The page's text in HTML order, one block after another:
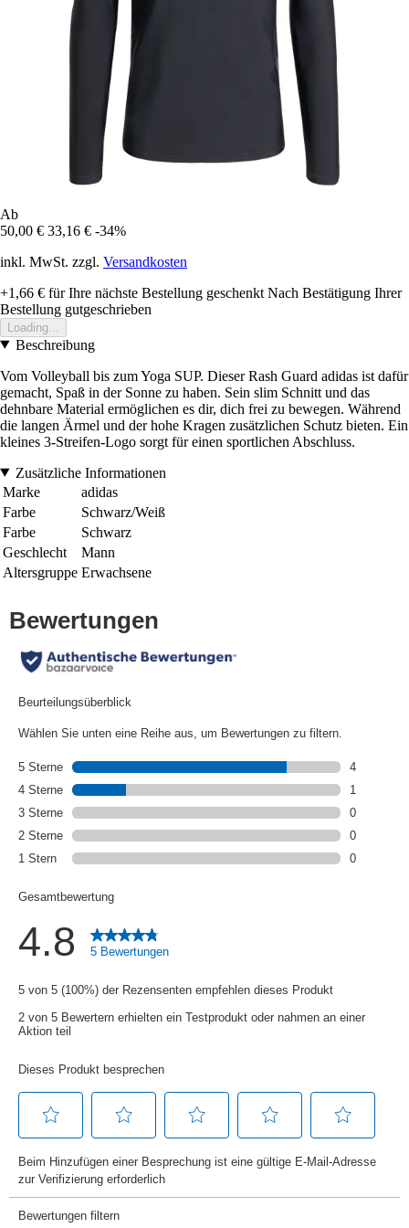
Ab
50,00 € 33,16 € -34%
inkl. MwSt. zzgl. Versandkosten
+1,66 € für Ihre nächste Bestellung geschenkt Nach Bestätigung Ihrer
Bestellung gutgeschrieben
Loading...
Beschreibung
Vom Volleyball bis zum Yoga SUP. Dieser Rash Guard adidas ist dafür
gemacht, Spaß in der Sonne zu haben. Sein slim Schnitt und das
dehnbare Material ermöglichen es dir, dich frei zu bewegen. Während
die langen Ärmel und der hohe Kragen zusätzlichen Schutz bieten. Ein
kleines 3-Streifen-Logo sorgt für einen sportlichen Abschluss.
Zusätzliche Informationen
Marke
adidas
Farbe
Schwarz/Weiß
Farbe
Schwarz
Geschlecht
Mann
Altersgruppe Erwachsene